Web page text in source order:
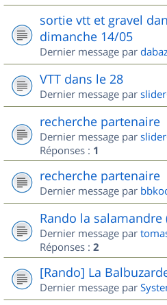
sortie vtt et gravel
dimanche 14/05
Dernier message par
VTT dans le 28
Dernier message par
recherche partenaire
Dernier message par
Réponses : 1
recherche partenaire
Dernier message par
Rando la salamandre
Dernier message par
Réponses : 2
[Rando] La
Dernier message par